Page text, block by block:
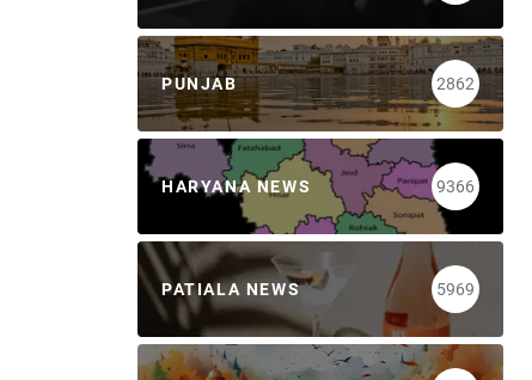
PUNJAB 2862
HARYANA NEWS 9366
PATIALA NEWS 5969